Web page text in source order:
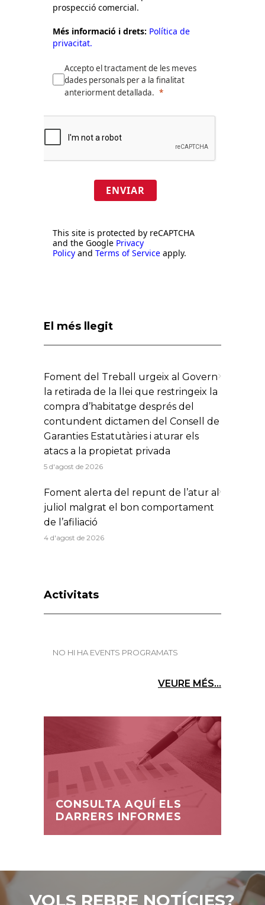
prospecció comercial.
Més informació i drets: Política de
privacitat.
Accepto el tractament de les meves
dades personals per a la finalitat
anteriorment detallada.
ENVIAR
This site is protected by reCAPTCHA
and the Google Privacy
Policy and Terms of Service apply.
El més llegit
Foment del Treball urgeix al Govern
la retirada de la llei que restringeix la
compra d’habitatge després del
contundent dictamen del Consell de
Garanties Estatutàries i aturar els
atacs a la propietat privada
5 d'agost de 2026
Foment alerta del repunt de l’atur al
juliol malgrat el bon comportament
de l’afiliació
4 d'agost de 2026
Activitats
NO HI HA EVENTS PROGRAMATS
VEURE MÉS...
CONSULTA AQUÍ ELS
DARRERS INFORMES
VOLS REBRE NOTÍCIES?